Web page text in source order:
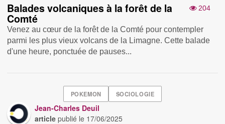
204
Balades volcaniques à la forêt de la
Comté
Venez au cœur de la forêt de la Comté pour contempler
parmi les plus vieux volcans de la Limagne. Cette balade
d'une heure, ponctuée de pauses...
POKEMON SOCIOLOGIE
Jean-Charles Deuil
article publié le 17/06/2025